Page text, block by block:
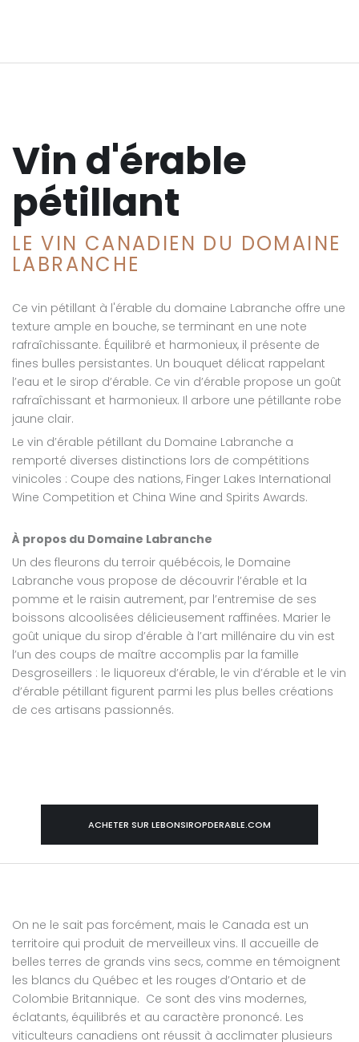
Vin d'érable
pétillant
LE VIN CANADIEN DU DOMAINE
LABRANCHE
Ce vin pétillant à l'érable du domaine Labranche offre une
texture ample en bouche, se terminant en une note
rafraîchissante. Équilibré et harmonieux, il présente de
fines bulles persistantes. Un bouquet délicat rappelant
l’eau et le sirop d’érable. Ce vin d’érable propose un goût
rafraîchissant et harmonieux. Il arbore une pétillante robe
jaune clair.
Le vin d’érable pétillant du Domaine Labranche a
remporté diverses distinctions lors de compétitions
vinicoles : Coupe des nations, Finger Lakes International
Wine Competition et China Wine and Spirits Awards.
À propos du Domaine Labranche
Un des fleurons du terroir québécois, le Domaine
Labranche vous propose de découvrir l’érable et la
pomme et le raisin autrement, par l’entremise de ses
boissons alcoolisées délicieusement raffinées. Marier le
goût unique du sirop d’érable à l’art millénaire du vin est
l’un des coups de maître accomplis par la famille
Desgroseillers : le liquoreux d’érable, le vin d’érable et le vin
d’érable pétillant figurent parmi les plus belles créations
de ces artisans passionnés.
ACHETER SUR LEBONSIROPDERABLE.COM
On ne le sait pas forcément, mais le Canada est un
territoire qui produit de merveilleux vins. Il accueille de
belles terres de grands vins secs, comme en témoignent
les blancs du Québec et les rouges d’Ontario et de
Colombie Britannique. Ce sont des vins modernes,
éclatants, équilibrés et au caractère prononcé. Les
viticulteurs canadiens ont réussit à acclimater plusieurs